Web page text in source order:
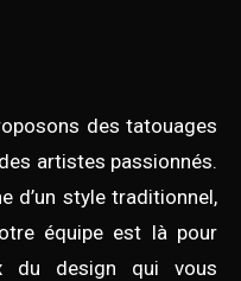
des tatouages
artistes passionnés.
d’un style traditionnel,
équipe est là pour
du design qui vous